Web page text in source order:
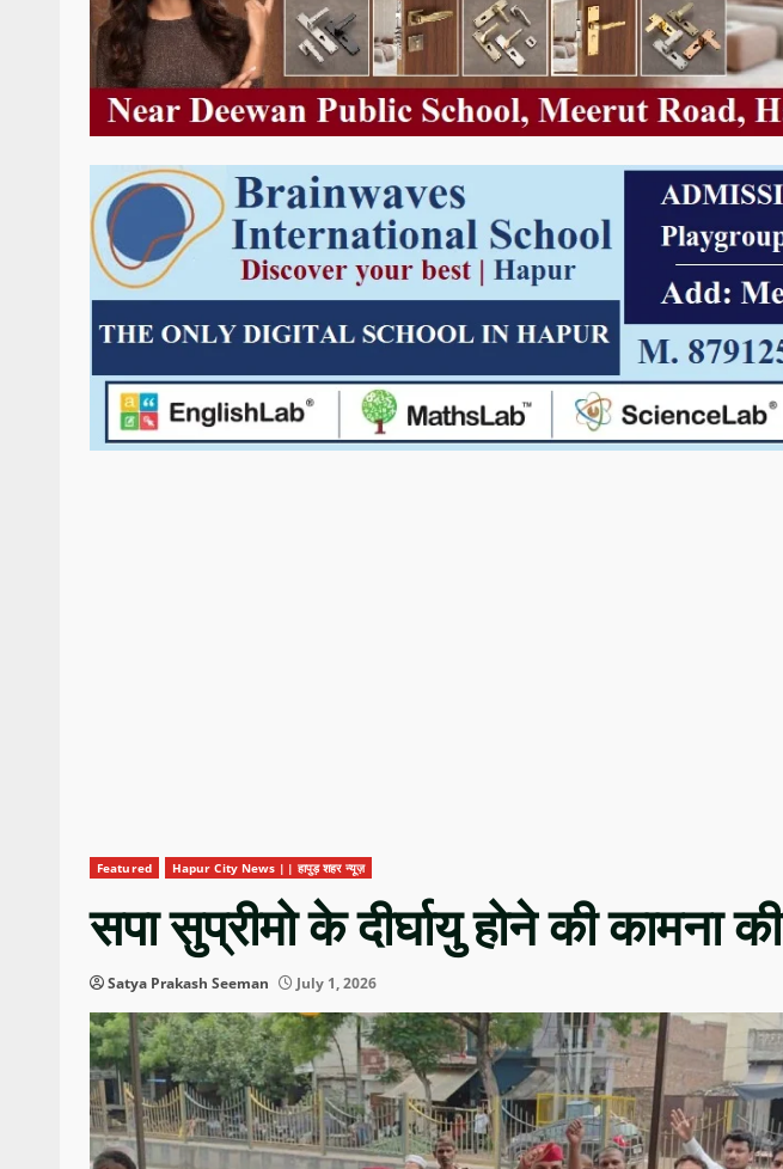
Featured Hapur City News || हापुड़ शहर न्यूज़
सपा सुप्रीमो के दीर्घायु होने की कामना की
Satya Prakash Seeman July 1, 2026